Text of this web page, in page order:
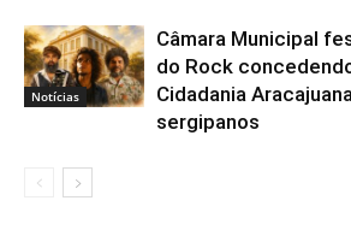
Notícias
Câmara Municipal
do Rock
Cidadania
sergipanos